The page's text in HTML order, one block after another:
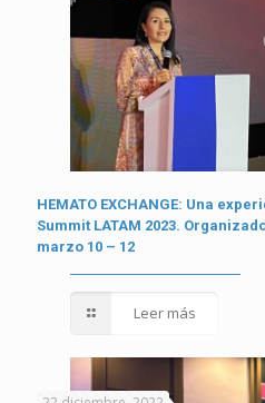
HEMATO EXCHANGE: Una
Summit LATAM 2023.
marzo 10 – 12
Leer más